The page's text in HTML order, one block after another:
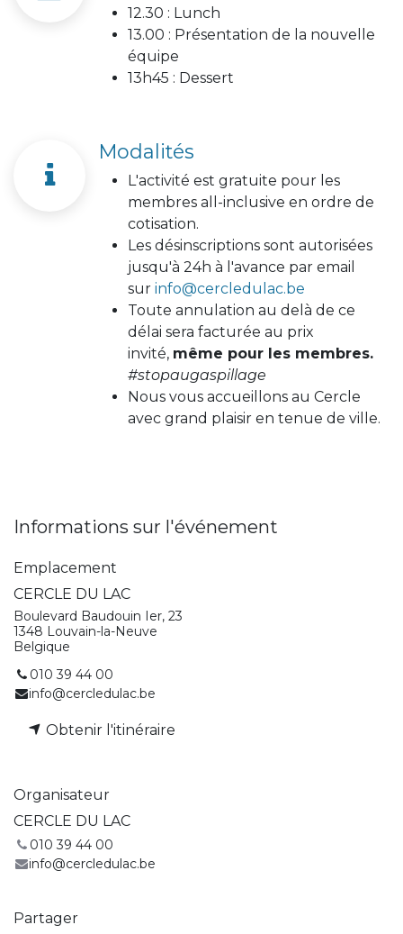
12.30 : Lunch
13.00 : Présentation de la nouvelle
équipe
13h45 : Dessert
Modalités
L'activité est gratuite pour les
membres all-inclusive en ordre de
cotisation.
Les désinscriptions sont autorisées
jusqu'à 24h à l'avance par email
sur info@cercledulac.be
Toute annulation au delà de ce
délai sera facturée au prix
invité, même pour les membres.
#stopaugaspillage
Nous vous accueillons au Cercle
avec grand plaisir en tenue de ville.
Informations sur l'événement
Emplacement
CERCLE DU LAC
Boulevard Baudouin Ier, 23
1348 Louvain-la-Neuve
Belgique
010 39 44 00
info@cercledulac.be
Obtenir l'itinéraire
Organisateur
CERCLE DU LAC
010 39 44 00
info@cercledulac.be
Partager